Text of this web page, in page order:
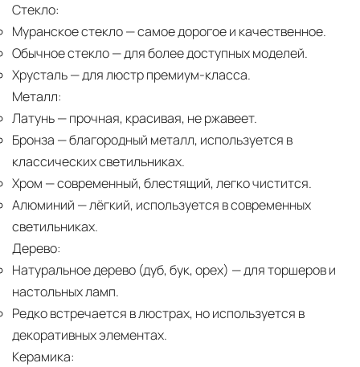
Стекло:
Муранское стекло— самое дорогое и качественное.
Обычное стекло— для более доступных моделей.
Хрусталь— для люстр премиум-класса.
Металл:
Латунь— прочная, красивая, не ржавеет.
Бронза — благородный металл, используется в
классических светильниках.
Хром — современный, блестящий, легко чистится.
Алюминий — лёгкий, используется в современных
светильниках.
Дерево:
Натуральное дерево (дуб, бук, орех) — для торшеров и
настольных ламп.
Редко встречается в люстрах, но используется в
декоративных элементах.
Керамика: